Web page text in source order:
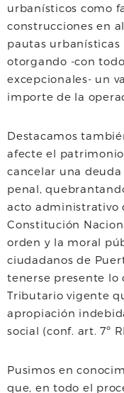
urbanísticos como
construcciones en
pautas urbanísticas
otorgando -con
excepcionales- un
importe de la
Destacamos
afecte el
cancelar una
penal,
acto administrativo
Constitución
orden y la moral
ciudadanos de
tenerse presente lo
Tributario vigente
apropiación
social (conf. art. 7º
Pusimos en
que, en todo el